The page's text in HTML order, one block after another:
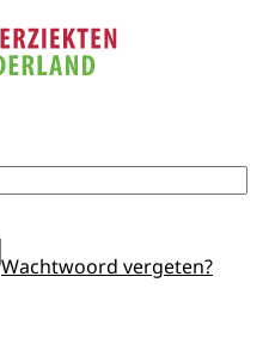
Wachtwoord vergeten?